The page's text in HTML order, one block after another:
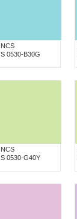
NCS
S 0530-B30G
NCS
S 0530-G40Y